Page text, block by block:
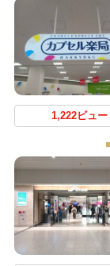
1,222ビュー